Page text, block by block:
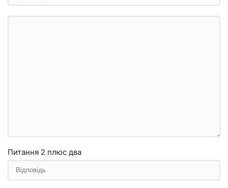
Питання 2 плюc двa